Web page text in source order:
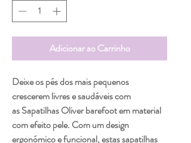
Adicionar ao Carrinho
Deixe os pés dos mais pequenos
crescerem livres e saudáveis com
as Sapatilhas Oliver barefoot em material
com efeito pele. Com um design
ergonómico e funcional, estas sapatilhas